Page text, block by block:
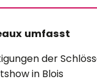
umfasst
der
in Blois